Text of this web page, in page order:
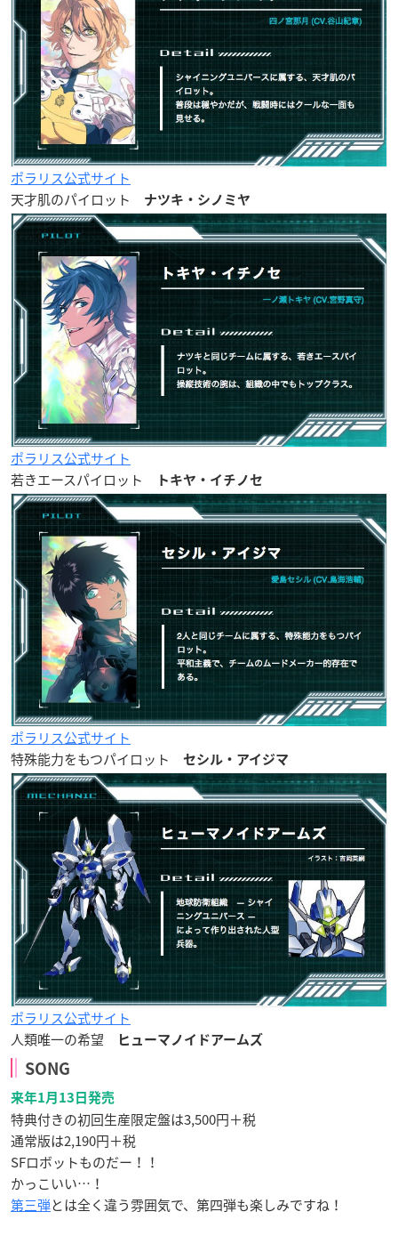
ポラリス公式サイト
天才肌のパイロット
ナツキ・シノミヤ
ポラリス公式サイト
若きエースパイロット
トキヤ・イチノセ
ポラリス公式サイト
特殊能力をもつパイロット
セシル・アイジマ
ポラリス公式サイト
人類唯一の希望
ヒューマノイドアームズ
SONG
来年1月13日発売
特典付きの初回生産限定盤は3,500円＋税
通常版は2,190円＋税
SFロボットものだー！！
かっこいい…！
第三弾とは全く違う雰囲気で、第四弾も楽しみですね！